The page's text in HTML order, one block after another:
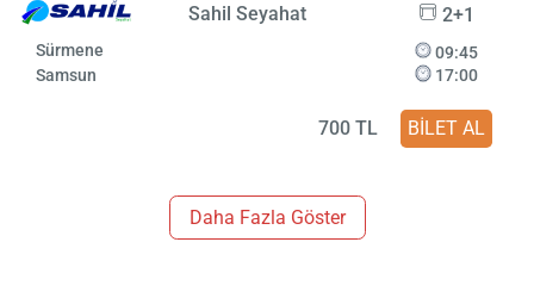
Sahil Seyahat 2+1
Sürmene
Samsun
09:45
17:00
700 TL BİLET AL
Daha Fazla Göster